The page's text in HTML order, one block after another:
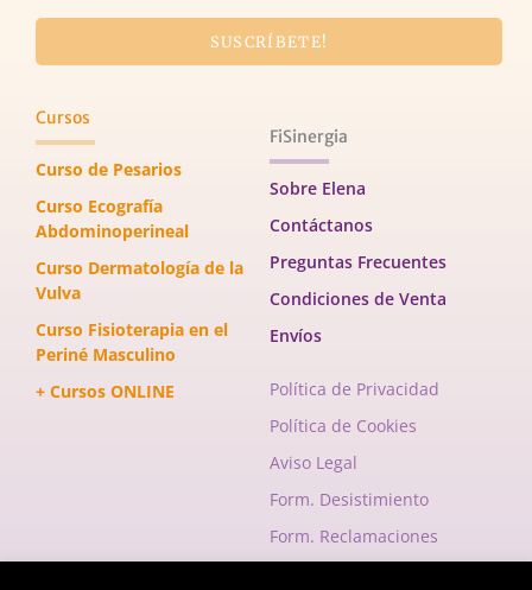
SUSCRÍBETE!
Cursos
Curso de Pesarios
Curso Ecografía
Abdominoperineal
Curso Dermatología de la
Vulva
Curso Fisioterapia en el
Periné Masculino
+ Cursos ONLINE
FiSinergia
Sobre Elena
Contáctanos
Preguntas Frecuentes
Condiciones de Venta
Envíos
Política de Privacidad
Política de Cookies
Aviso Legal
Form. Desistimiento
Form. Reclamaciones